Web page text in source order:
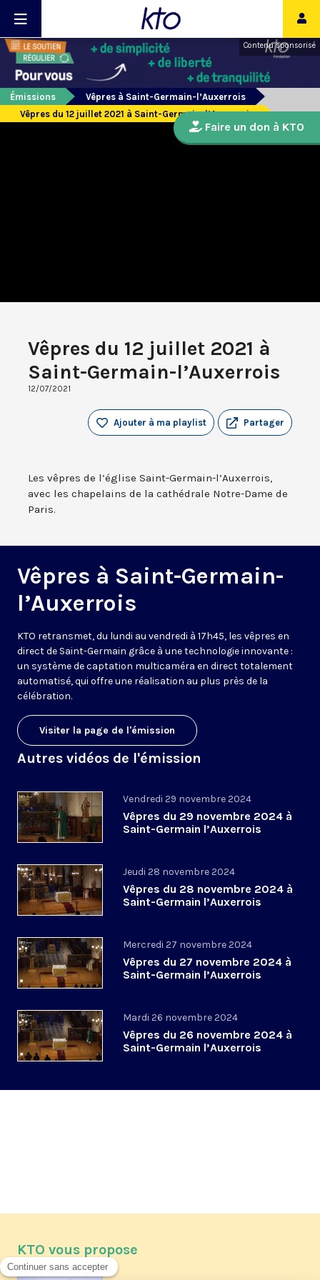
Contenu sponsorisé
Émissions
Vêpres à Saint-Germain-l’Auxerrois
Vêpres du 12 juillet 2021 à Saint-Germain-l’Auxerrois
Vêpres du 12 juillet 2021 à
Saint-Germain-l’Auxerrois
12/07/2021
Partager
Ajouter à ma playlist
Les vêpres de l’église Saint-Germain-l’Auxerrois,
avec les chapelains de la cathédrale Notre-Dame de
Paris.
Vêpres à Saint-Germain-
l’Auxerrois
KTO retransmet, du lundi au vendredi à 17h45, les vêpres en
direct de Saint-Germain grâce à une technologie innovante :
un système de captation multicaméra en direct totalement
automatisé, qui offre une réalisation au plus près de la
célébration.
Visiter la page de l'émission
Autres vidéos de l'émission
Vendredi 29 novembre 2024
Vêpres du 29 novembre 2024 à
Saint-Germain l’Auxerrois
Jeudi 28 novembre 2024
Vêpres du 28 novembre 2024 à
Saint-Germain l’Auxerrois
Mercredi 27 novembre 2024
Vêpres du 27 novembre 2024 à
Saint-Germain l’Auxerrois
Mardi 26 novembre 2024
Vêpres du 26 novembre 2024 à
Saint-Germain l’Auxerrois
Faire un don à KTO
KTO vous propose